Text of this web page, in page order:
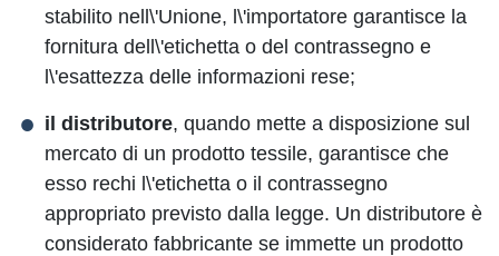
stabilito nell\'Unione, l\'importatore garantisce la
fornitura dell\'etichetta o del contrassegno e
l\'esattezza delle informazioni rese;
il distributore, quando mette a disposizione sul
mercato di un prodotto tessile, garantisce che
esso rechi l\'etichetta o il contrassegno
appropriato previsto dalla legge. Un distributore è
considerato fabbricante se immette un prodotto